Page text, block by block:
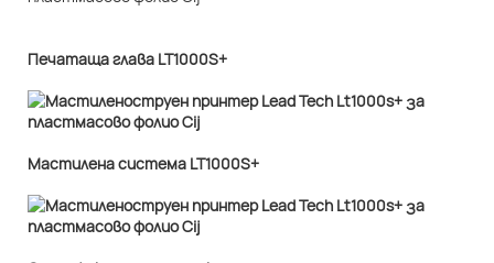
Печатаща глава LT1000S+
Мастилена система LT1000S+